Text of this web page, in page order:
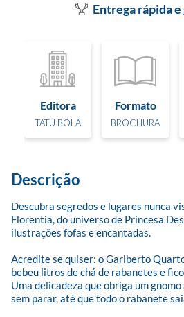
Entrega rápida
Editora
TATU BOLA
Formato
BROCHURA
Descrição
Descubra segredos e lugares nunca
Florentia, do universo de Princesa
ilustrações fofas e encantadas.
Acredite se quiser: o Gariberto
bebeu litros de chá de rabanetes e
Uma delicadeza que obriga um
sem parar, até que todo o rabanete